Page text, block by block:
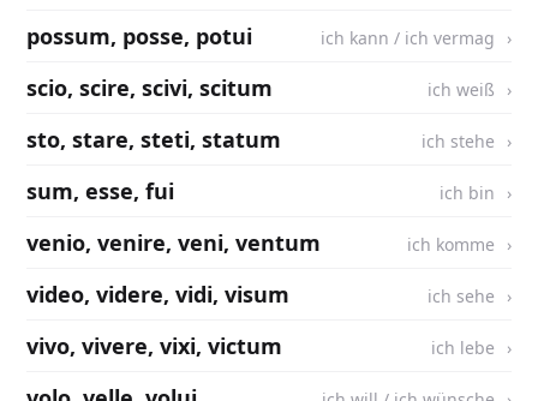
possum, posse, potui ich kann / ich vermag
scio, scire, scivi, scitum ich weiß
sto, stare, steti, statum ich stehe
sum, esse, fui ich bin
venio, venire, veni, ventum ich komme
video, videre, vidi, visum ich sehe
vivo, vivere, vixi, victum ich lebe